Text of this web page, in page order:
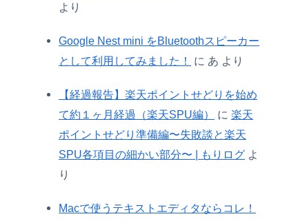
より
Google Nest mini をBluetoothスピーカー
として利用してみました！
に あ より
【経過報告】楽天ポイントせどりを始め
て約１ヶ月経過（楽天SPU編）
に 楽天
ポイントせどり準備編〜失敗談と楽天
SPU各項目の細かい部分〜 | もりログ よ
り
Macで使うテキストエディタならコレ！